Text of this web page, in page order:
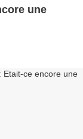
une